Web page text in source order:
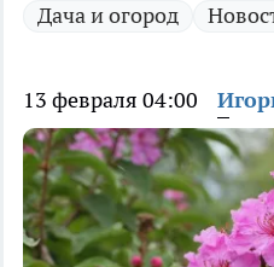
Дача и огород
13 февраля 04:00